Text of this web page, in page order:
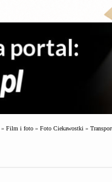
» Film i foto » Foto Ciekawostki »